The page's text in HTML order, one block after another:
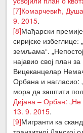
[7]Комарчевић,
9. 2015.
[8]Мађарски
сиријске
земљама“.
најавио свој план
Вицеканцелар
Орбана и нагласио:
мора да заштити
Дијана – Орбан:
13. 9. 2015.
[9]Мигранти ка